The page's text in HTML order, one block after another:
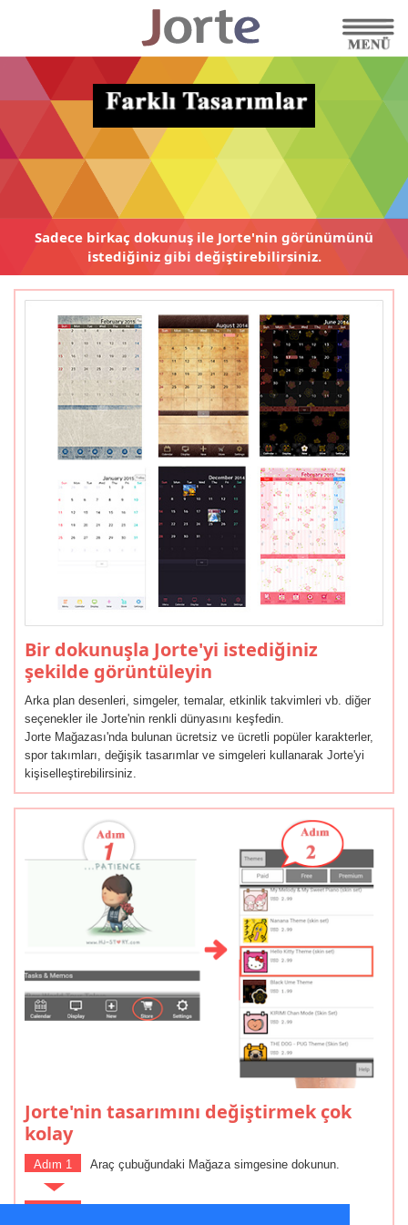
Sadece birkaç dokunuş ile Jorte'nin görünümünü
istediğiniz gibi değiştirebilirsiniz.
Bir dokunuşla Jorte'yi istediğiniz
şekilde görüntüleyin
Arka plan desenleri, simgeler, temalar, etkinlik takvimleri vb. diğer
seçenekler ile Jorte'nin renkli dünyasını keşfedin.
Jorte Mağazası'nda bulunan ücretsiz ve ücretli popüler karakterler,
spor takımları, değişik tasarımlar ve simgeleri kullanarak Jorte'yi
kişiselleştirebilirsiniz.
Jorte'nin tasarımını değiştirmek çok
kolay
Adım 1 Araç çubuğundaki Mağaza simgesine dokunun.